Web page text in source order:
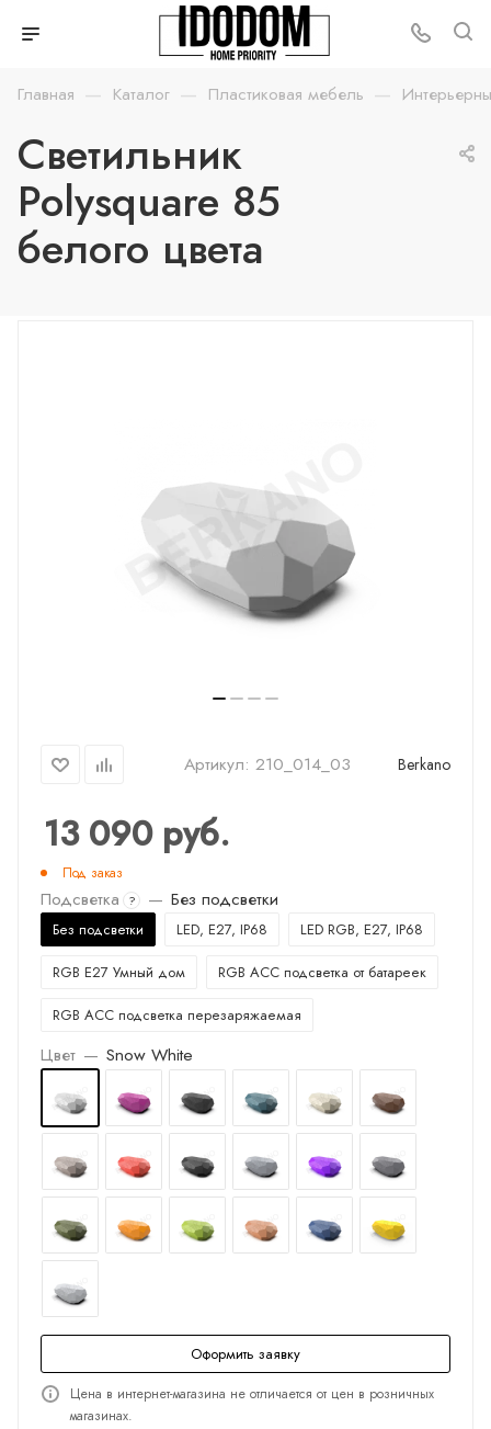
Главная — Каталог — Пластиковая мебель —
Светильник
Polysquare 85
белого цвета
Артикул: 210_014_03 Berkano
13 090руб.
Под заказ
Подсветка ? — Без подсветки
Без подсветки LED, E27, IP68 LED RGB, E27, IP68
RGB E27 Умный дом RGB ACC подсветка от батареек
RGB ACC подсветка перезаряжаемая
Цвет — Snow White
Оформить заявку
Цена в интернет-магазина не отличается от цен в розничных
магазинах.